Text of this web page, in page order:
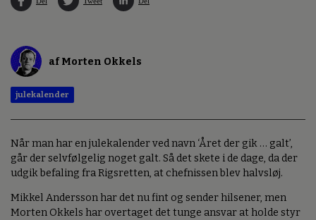
af Morten Okkels
julekalender
Når man har en julekalender ved navn ‘Året der gik … galt’,
går der selvfølgelig noget galt. Så det skete i de dage, da der
udgik befaling fra Rigsretten, at chefnissen blev halvsløj.
Mikkel Andersson har det nu fint og sender hilsener, men
Morten Okkels har overtaget det tunge ansvar at holde styr